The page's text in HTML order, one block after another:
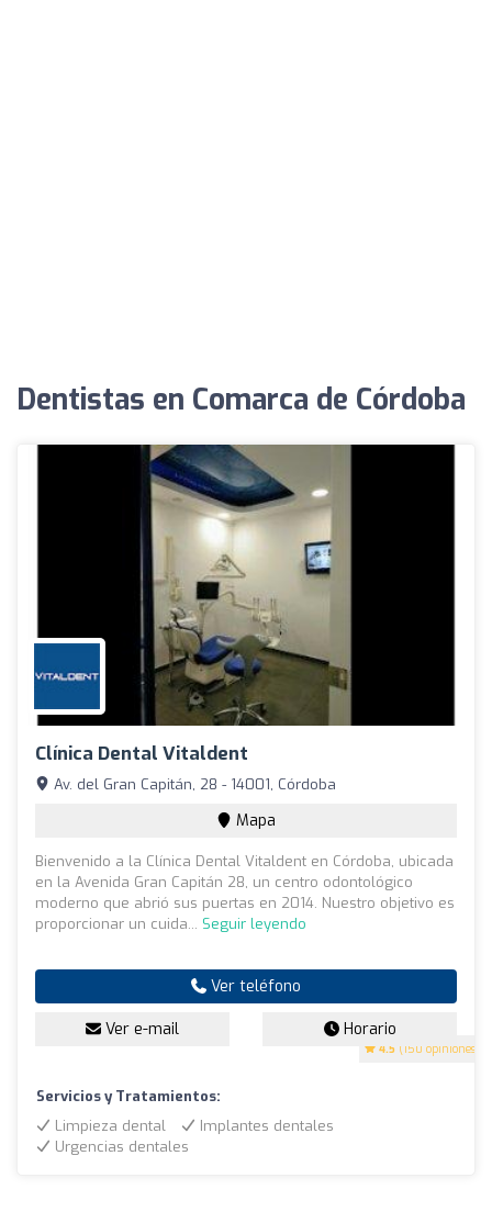
Dentistas en Comarca de Córdoba
Clínica Dental Vitaldent
4.5 (150 opiniones)
Av. del Gran Capitán, 28 - 14001, Córdoba
Mapa
Bienvenido a la Clínica Dental Vitaldent en Córdoba, ubicada
en la Avenida Gran Capitán 28, un centro odontológico
moderno que abrió sus puertas en 2014. Nuestro objetivo es
proporcionar un cuida... Seguir leyendo
Ver teléfono
Ver e-mail Horario
Servicios y Tratamientos:
Limpieza dental
Implantes dentales
Urgencias dentales